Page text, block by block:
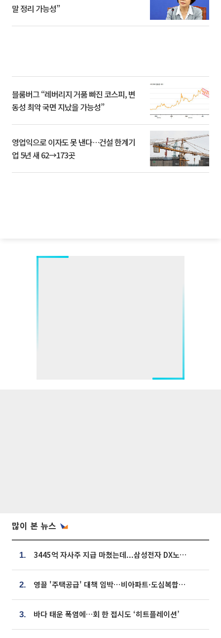
말 정리 가능성”
블룸버그 “레버리지 거품 빠진 코스피, 변
동성 최악 국면 지났을 가능성”
영업익으로 이자도 못 낸다…건설 한계기
업 5년 새 62→173곳
많이 본 뉴스
1. 3445억 자사주 지급 마쳤는데...삼성전자 DX노조, 뒤늦은 '떼쓰기 집회'
2. 영끌 '주택공급' 대책 임박⋯비아파트·도심복합까지 총동원
3. 바다 태운 폭염에…회 한 접시도 ‘히트플레이션’